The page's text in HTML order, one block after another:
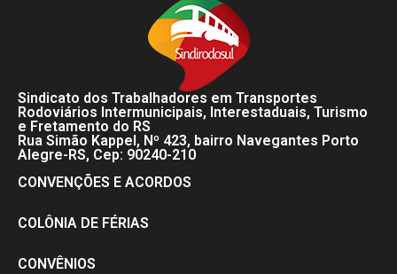
Sindicato dos Trabalhadores em Transportes
Rodoviários Intermunicipais, Interestaduais, Turismo
e Fretamento do RS
Rua Simão Kappel, Nº 423, bairro Navegantes Porto
Alegre-RS, Cep: 90240-210
CONVENÇÕES E ACORDOS
COLÔNIA DE FÉRIAS
CONVÊNIOS